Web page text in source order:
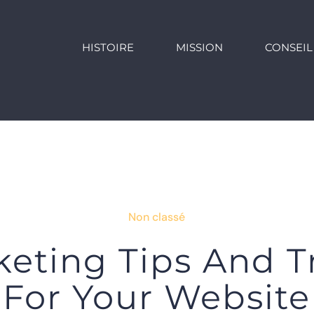
HISTOIRE MISSION
Non classé
Tips And
For Your Website